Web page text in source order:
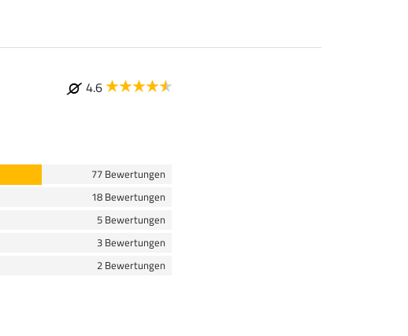
4.6
77 Bewertungen
18 Bewertungen
5 Bewertungen
3 Bewertungen
2 Bewertungen